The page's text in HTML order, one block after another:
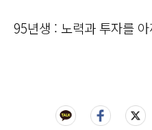
95년생 : 노력과 투자를